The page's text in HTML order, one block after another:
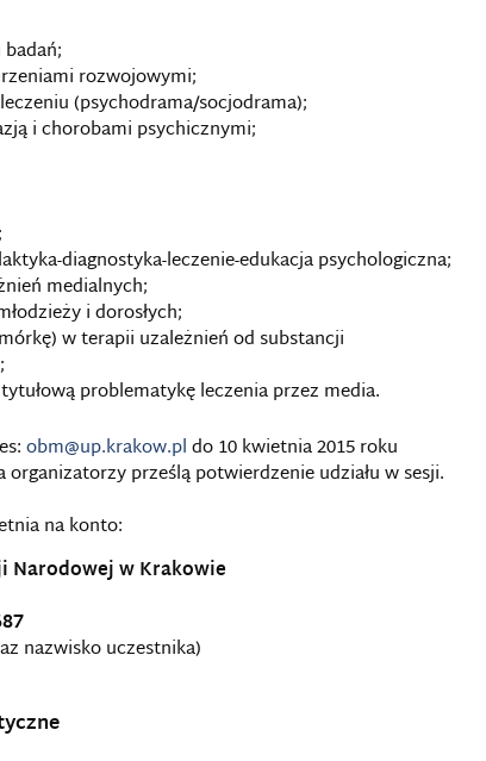
rozwojowymi;
(psychodrama/socjodrama);
i chorobami psychicznymi;
diagnostyka-leczenie-edukacja psychologiczna;
medialnych;
i dorosłych;
w terapii uzależnień od substancji
problematykę leczenia przez media.
obm@up.krakow.pldo 10 kwietnia 2015 roku
prześlą potwierdzenie udziału w sesji.
na konto:
Narodowej w Krakowie
nazwisko uczestnika)